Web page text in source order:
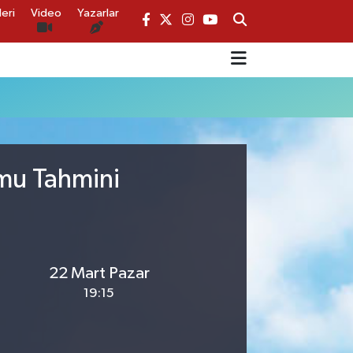
Video Yazarlar
Tahmini
22 Mart Pazar
19:15